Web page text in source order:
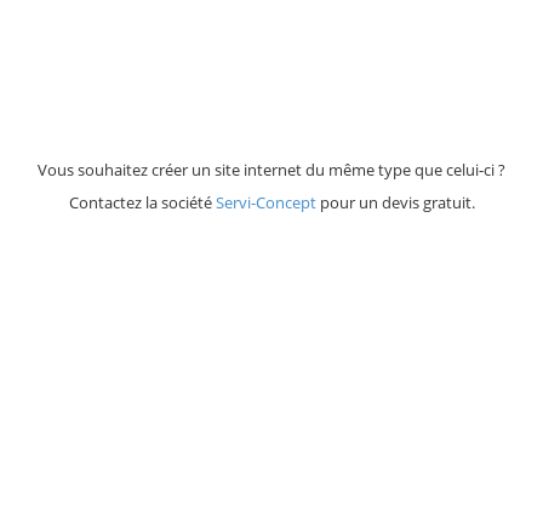
Vous souhaitez créer un site internet du même type que celui-ci ?
Contactez la sociétéServi-Conceptpour un devis gratuit.